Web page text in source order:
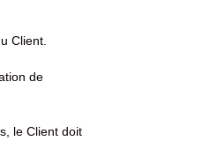
Client.
de
le Client doit